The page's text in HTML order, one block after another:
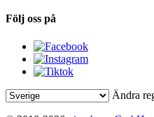
Följ oss på
Ändra